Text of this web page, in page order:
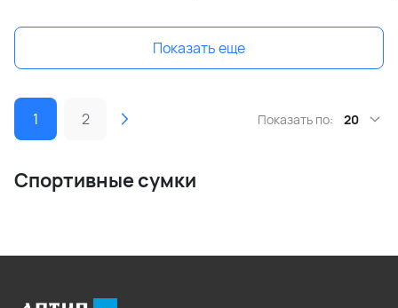
Показать еще
1 2 Показать по: 20
Спортивные сумки